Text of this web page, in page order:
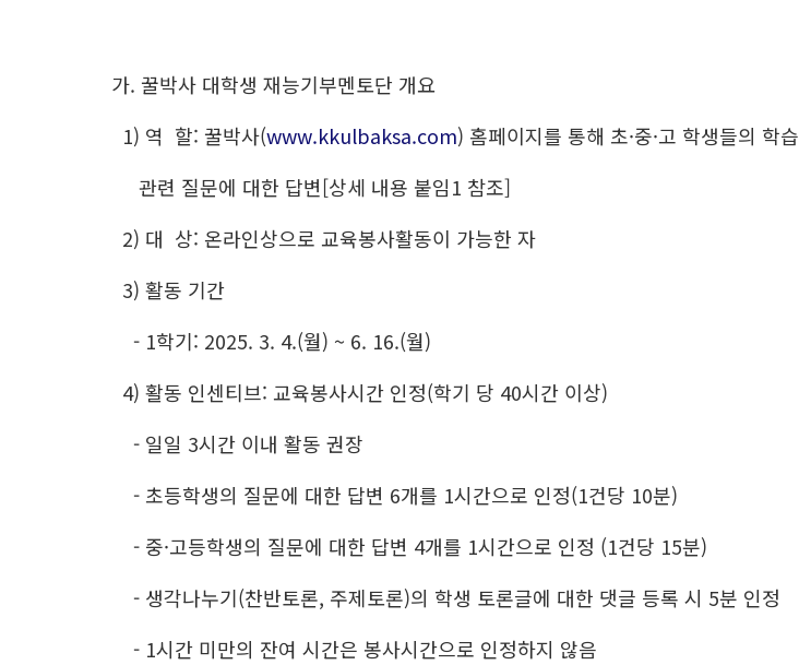
가. 꿀박사 대학생 재능기부멘토단 개요
1) 역 할: 꿀박사(www.kkulbaksa.com) 홈페이지를 통해 초·중·고 학생들의 학습
관련 질문에 대한 답변[상세 내용 붙임1 참조]
2) 대 상: 온라인상으로 교육봉사활동이 가능한 자
3) 활동 기간
- 1학기: 2025. 3. 4.(월) ~ 6. 16.(월)
4) 활동 인센티브: 교육봉사시간 인정(학기 당 40시간 이상)
- 일일 3시간 이내 활동 권장
- 초등학생의 질문에 대한 답변 6개를 1시간으로 인정(1건당 10분)
- 중·고등학생의 질문에 대한 답변 4개를 1시간으로 인정 (1건당 15분)
- 생각나누기(찬반토론, 주제토론)의 학생 토론글에 대한 댓글 등록 시 5분 인정
- 1시간 미만의 잔여 시간은 봉사시간으로 인정하지 않음